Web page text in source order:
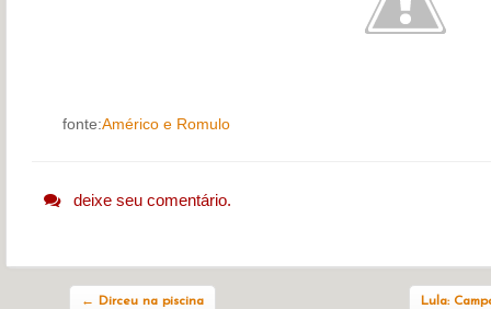
fonte:Américo e Romulo
deixe seu comentário.
← Dirceu na piscina Lula: